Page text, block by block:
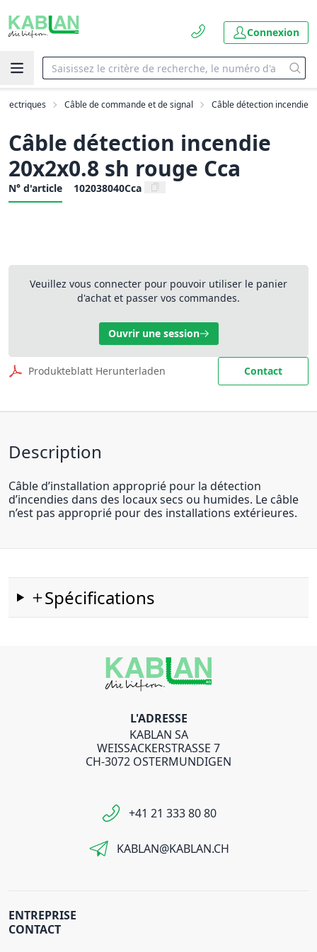
Connexion
électriques Câble de commande et de signal Câble détection incendie
Câble détection incendie
20x2x0.8 sh rouge Cca
N° d'article 102038040Cca
Veuillez vous connecter pour pouvoir utiliser le panier
d'achat et passer vos commandes.
Ouvrir une session
Produkteblatt Herunterladen Contact
Description
Câble d’installation approprié pour la détection
d’incendies dans des locaux secs ou humides. Le câble
n’est pas approprié pour des installations extérieures.
Spécifications
L'ADRESSE
KABLAN SA
WEISSACKERSTRASSE 7
CH-3072 OSTERMUNDIGEN
+41 21 333 80 80
KABLAN@KABLAN.CH
ENTREPRISE
CONTACT